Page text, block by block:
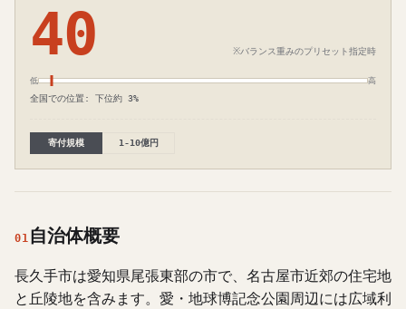
40 ※バランス重みのプリセット指定時
低 高
全国での位置: 下位約 3%
寄付規模 1-10億円
01 自治体概要
長久手市は愛知県尾張東部の市で、名古屋市近郊の住宅地
と丘陵地を含みます。愛・地球博記念公園周辺には広域利